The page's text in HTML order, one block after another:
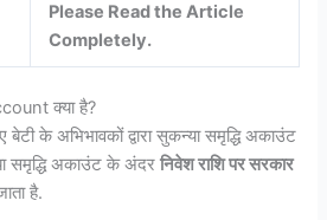
Please Read the Article
Completely.
क्या है?
के अभिभावकों द्वारा सुकन्या समृद्धि अकाउंट
समृद्धि अकाउंट के अंदरनिवेश राशि पर सरकार
है.